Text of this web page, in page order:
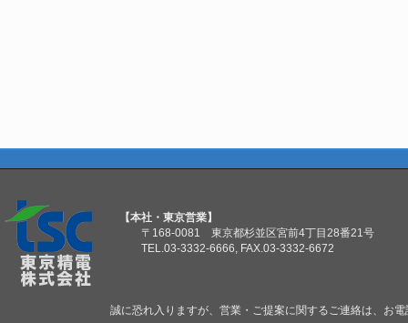
【本社・東京営業】
〒168-0081 東京都杉並区宮前4丁目28番21号
TEL.03-3332-6666, FAX.03-3332-6672
誠に恐れ入りますが、営業・ご提案に関するご連絡は、お